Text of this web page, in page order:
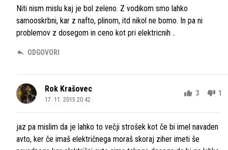
Niti nism mislu kaj je bol zeleno. Z vodikom smo lahko
samooskrbni, kar z nafto, plinom, itd nikol ne bomo. In pa ni
problemov z dosegom in ceno kot pri elektricnih ..
ODGOVORI
Rok Krašovec
17. 11. 2015 20.42
3 1
jaz pa mislim da je lahko to večji strošek kot če bi imel navaden
avto, ker če imaš električnega moraš skoraj ziher imeti še